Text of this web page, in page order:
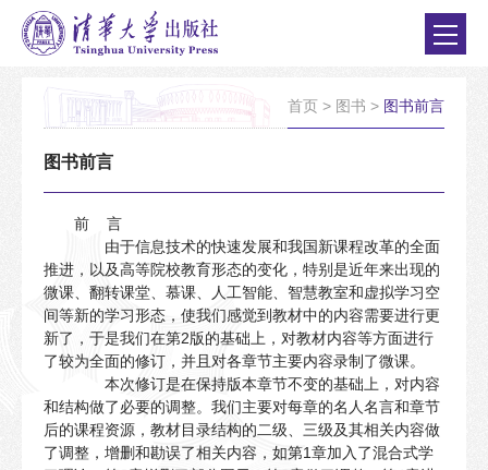
首页 > 图书 > 图书前言
图书前言
前 言
由于信息技术的快速发展和我国新课程改革的全面
推进，以及高等院校教育形态的变化，特别是近年来出现的
微课、翻转课堂、慕课、人工智能、智慧教室和虚拟学习空
间等新的学习形态，使我们感觉到教材中的内容需要进行更
新了，于是我们在第2版的基础上，对教材内容等方面进行
了较为全面的修订，并且对各章节主要内容录制了微课。
本次修订是在保持版本章节不变的基础上，对内容
和结构做了必要的调整。我们主要对每章的名人名言和章节
后的课程资源，教材目录结构的二级、三级及其相关内容做
了调整，增删和勘误了相关内容，如第1章加入了混合式学